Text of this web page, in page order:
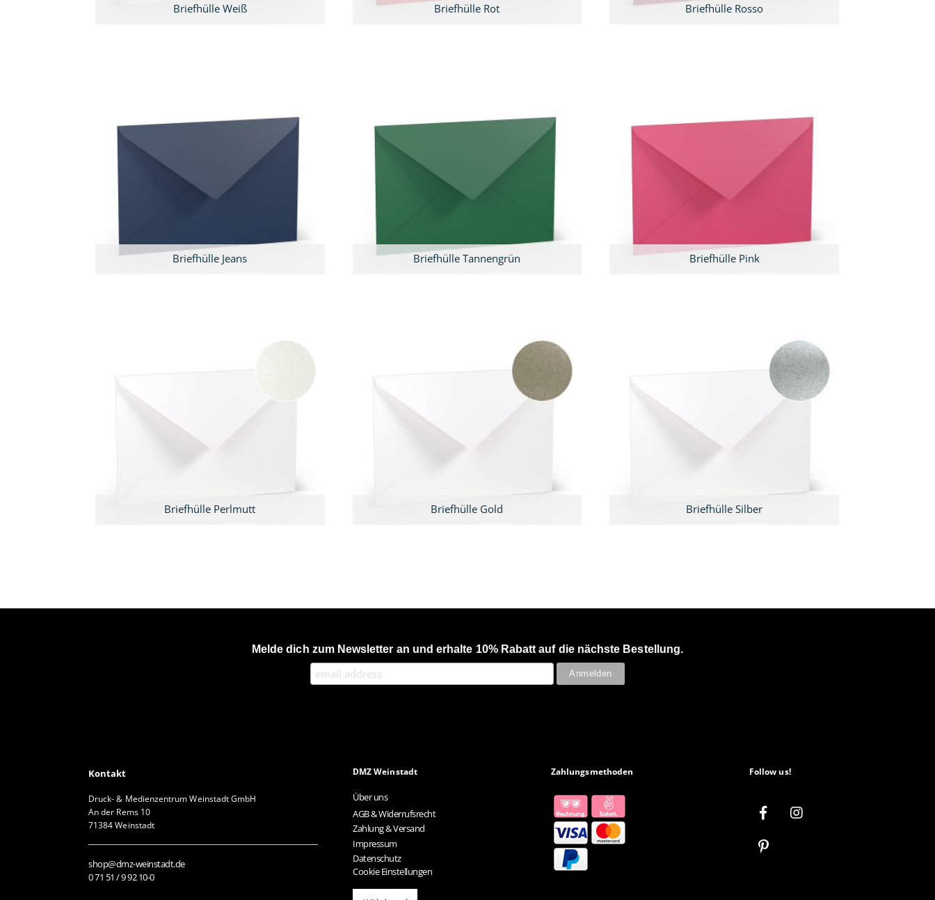
Briefhülle Weiß Briefhülle Rot Briefhülle Rosso
Briefhülle Jeans Briefhülle Tannengrün Briefhülle Pink
Briefhülle Perlmutt Briefhülle Gold Briefhülle Silber
Melde dich zum Newsletter an und erhalte 10% Rabatt auf die nächste Bestellung.
Kontakt
Druck- & Medienzentrum Weinstadt GmbH
An der Rems 10
71384 Weinstadt
shop@dmz-weinstadt.de
0 71 51 / 9 92 10-0
DMZ Weinstadt
Über uns
AGB & Widerrufsrecht
Zahlung & Versand
Impressum
Datenschutz
Cookie Einstellungen
Zahlungsmethoden Follow us!